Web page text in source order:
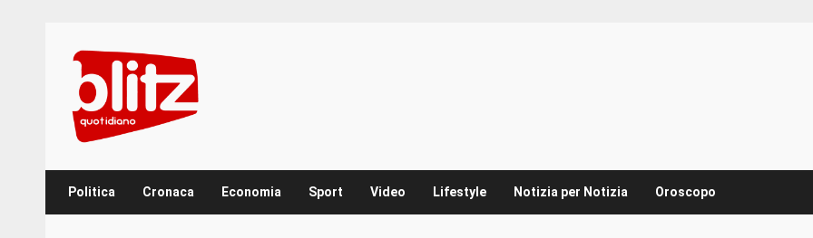
content
Politica Cronaca Economia Sport Video Lifestyle Notizia per Notizia Oroscopo